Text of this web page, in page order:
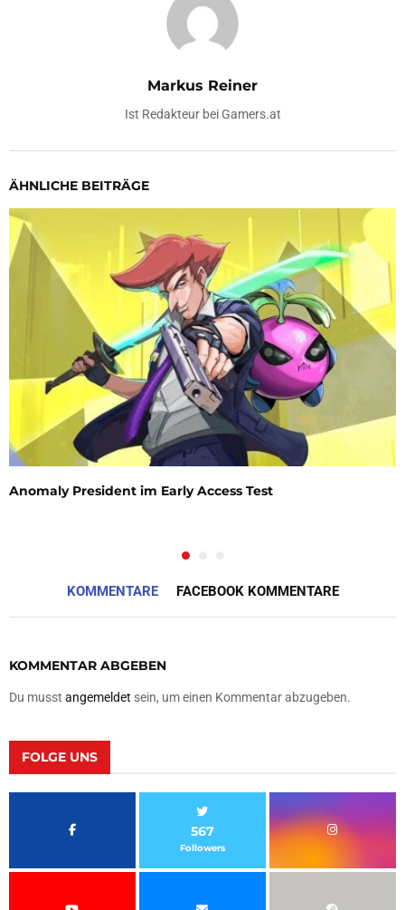
Markus Reiner
Ist Redakteur bei Gamers.at
ÄHNLICHE BEITRÄGE
Anomaly President im Early Access Test
KOMMENTARE FACEBOOK KOMMENTARE
KOMMENTAR ABGEBEN
Du musst angemeldet sein, um einen Kommentar abzugeben.
FOLGE UNS
567
Followers